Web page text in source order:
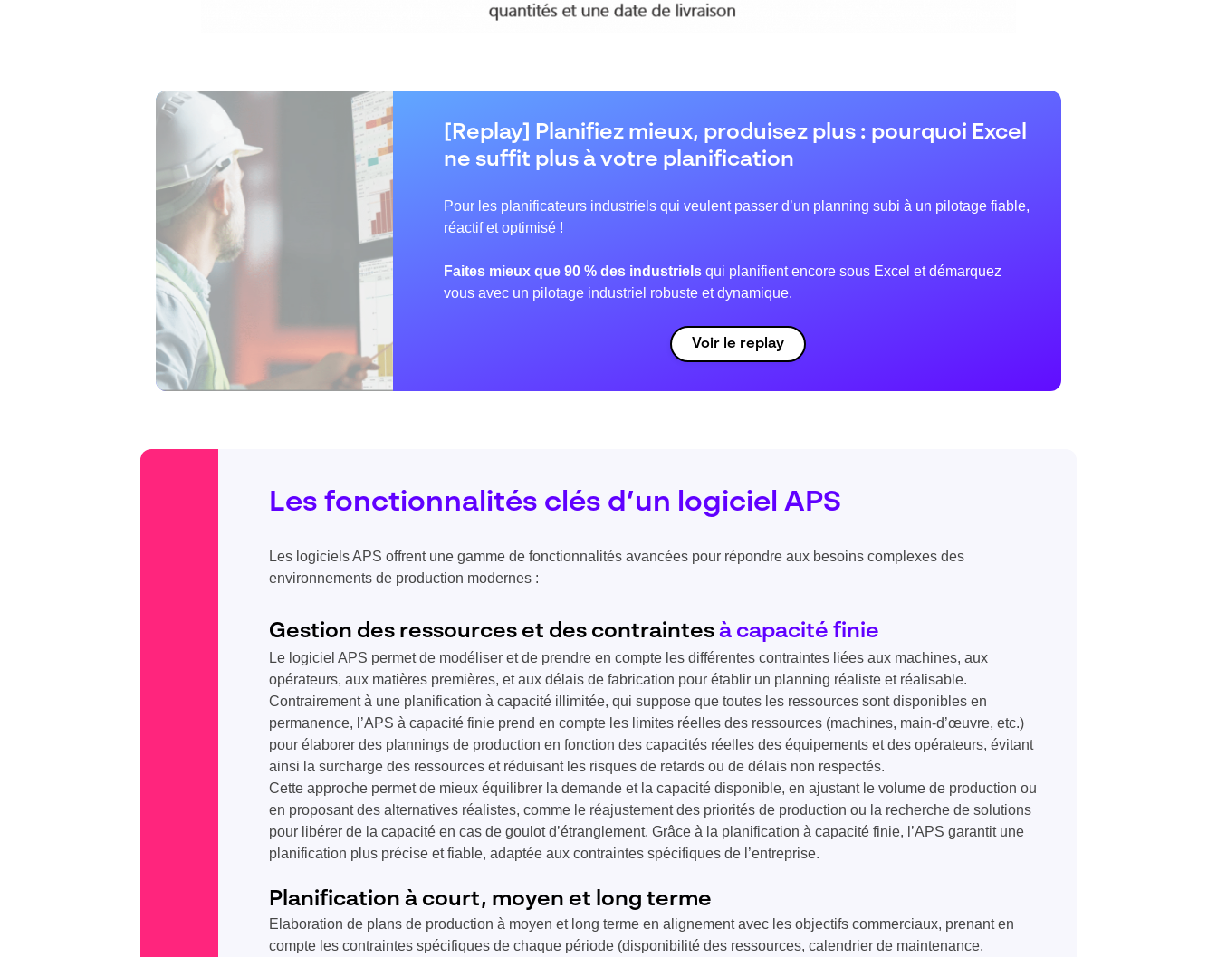
[Replay] Planifiez mieux, produisez plus : pourquoi Excel
ne suffit plus à votre planification
Pour les planificateurs industriels qui veulent passer d’un planning subi à un pilotage fiable,
réactif et optimisé !
Faites mieux que 90 % des industrielsqui planifient encore sous Excel et démarquez
vous avec un pilotage industriel robuste et dynamique.
Voir le replay
Les fonctionnalités clés d’un logiciel APS
Les logiciels APS offrent une gamme de fonctionnalités avancées pour répondre aux besoins complexes des
environnements de production modernes :
Gestion des ressources et des contraintes à capacité finie
Le logiciel APS permet de modéliser et de prendre en compte les différentes contraintes liées aux machines, aux
opérateurs, aux matières premières, et aux délais de fabrication pour établir un planning réaliste et réalisable.
Contrairement à une planification à capacité illimitée, qui suppose que toutes les ressources sont disponibles en
permanence, l’APS à capacité finie prend en compte les limites réelles des ressources (machines, main-d’œuvre, etc.)
pour élaborer des plannings de production en fonction des capacités réelles des équipements et des opérateurs, évitant
ainsi la surcharge des ressources et réduisant les risques de retards ou de délais non respectés.
Cette approche permet de mieux équilibrer la demande et la capacité disponible, en ajustant le volume de production ou
en proposant des alternatives réalistes, comme le réajustement des priorités de production ou la recherche de solutions
pour libérer de la capacité en cas de goulot d’étranglement. Grâce à la planification à capacité finie, l’APS garantit une
planification plus précise et fiable, adaptée aux contraintes spécifiques de l’entreprise.
Planification à court, moyen et long terme
Elaboration de plans de production à moyen et long terme en alignement avec les objectifs commerciaux, prenant en
compte les contraintes spécifiques de chaque période (disponibilité des ressources, calendrier de maintenance,